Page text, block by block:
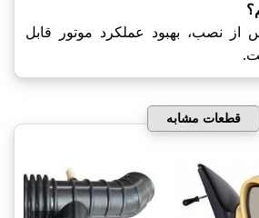
از نصب، بهبود عملکرد موتور قابل
قطعات مشابه